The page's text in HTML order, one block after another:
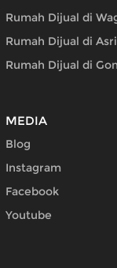
Rumah Dijual di
Rumah Dijual di
Rumah Dijual di
MEDIA
Blog
Instagram
Facebook
Youtube